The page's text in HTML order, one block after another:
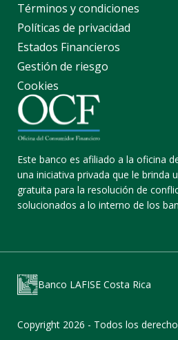
Términos y condiciones
Políticas de privacidad
Estados Financieros
Gestión de riesgo
Cookies
Este banco es afiliado a la oficina
una iniciativa privada que le brinda
gratuita para la resolución de
solucionados a lo interno de los
Banco LAFISE Costa Rica
Copyright 2026 - Todos los